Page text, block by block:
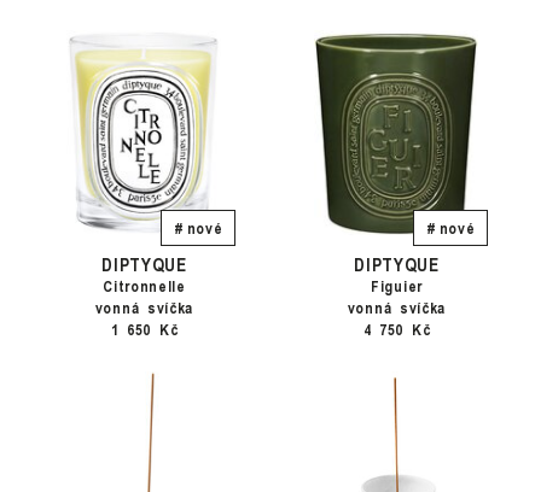
# nové
DIPTYQUE
Citronnelle
vonná svíčka
1 650 Kč
# nové
DIPTYQUE
Figuier
vonná svíčka
4 750 Kč